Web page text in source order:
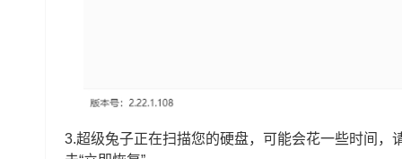
3.超级兔子正在扫描您的硬盘，可能会花一些时间